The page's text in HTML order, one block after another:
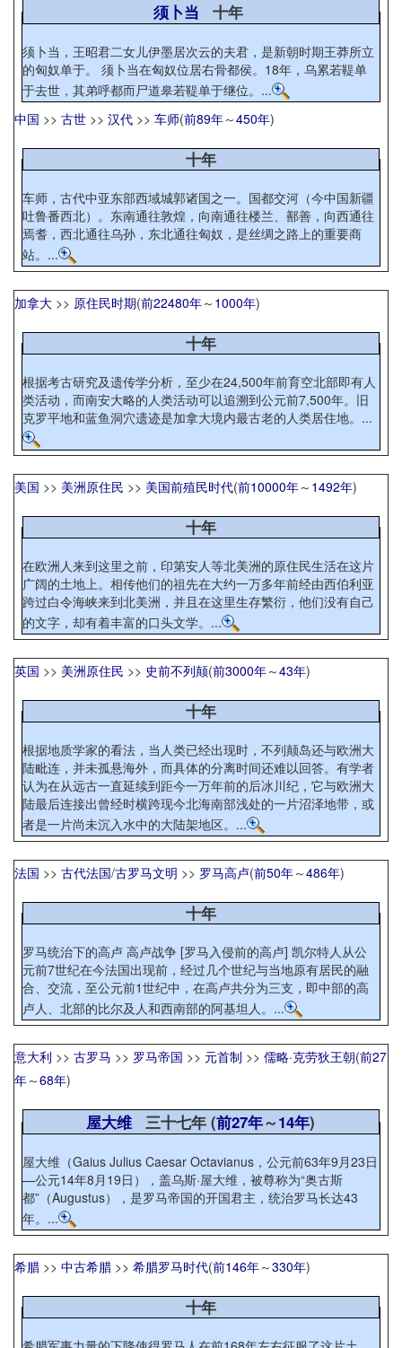
须卜当 十年
须卜当，王昭君二女儿伊墨居次云的夫君，是新朝时期王莽所立
的匈奴单于。 须卜当在匈奴位居右骨都侯。18年，乌累若鞮单
于去世，其弟呼都而尸道皋若鞮单于继位。...
中国 >> 古世 >> 汉代 >> 车师(前89年～450年)
十年
车师，古代中亚东部西域城郭诸国之一。国都交河（今中国新疆
吐鲁番西北）。东南通往敦煌，向南通往楼兰、鄯善，向西通往
焉耆，西北通往乌孙，东北通往匈奴，是丝绸之路上的重要商
站。...
加拿大 >> 原住民时期(前22480年～ 1000年)
十年
根据考古研究及遗传学分析，至少在24,500年前育空北部即有人
类活动，而南安大略的人类活动可以追溯到公元前7,500年。旧
克罗平地和蓝鱼洞穴遗迹是加拿大境内最古老的人类居住地。...
美国 >> 美洲原住民 >> 美国前殖民时代(前10000年～ 1492年)
十年
在欧洲人来到这里之前，印第安人等北美洲的原住民生活在这片
广阔的土地上。相传他们的祖先在大约一万多年前经由西伯利亚
跨过白令海峡来到北美洲，并且在这里生存繁衍，他们没有自己
的文字，却有着丰富的口头文学。...
英国 >> 美洲原住民 >> 史前不列颠(前3000年～43年)
十年
根据地质学家的看法，当人类已经出现时，不列颠岛还与欧洲大
陆毗连，并未孤悬海外，而具体的分离时间还难以回答。有学者
认为在从远古一直延续到距今一万年前的后冰川纪，它与欧洲大
陆最后连接出曾经时横跨现今北海南部浅处的一片沼泽地带，或
者是一片尚未沉入水中的大陆架地区。...
法国 >> 古代法国/古罗马文明 >> 罗马高卢(前50年～486年)
十年
罗马统治下的高卢 高卢战争 [罗马入侵前的高卢] 凯尔特人从公
元前7世纪在今法国出现前，经过几个世纪与当地原有居民的融
合、交流，至公元前1世纪中，在高卢共分为三支，即中部的高
卢人、北部的比尔及人和西南部的阿基坦人。...
意大利 >> 古罗马 >> 罗马帝国 >> 元首制 >> 儒略·克劳狄王朝(前27
年～68年)
屋大维 三十七年 (前27年～14年)
屋大维（Gaius Julius Caesar Octavianus，公元前63年9月23日
—公元14年8月19日），盖乌斯·屋大维，被尊称为“奥古斯
都”（Augustus），是罗马帝国的开国君主，统治罗马长达43
年。...
希腊 >> 中古希腊 >> 希腊罗马时代(前146年～330年)
十年